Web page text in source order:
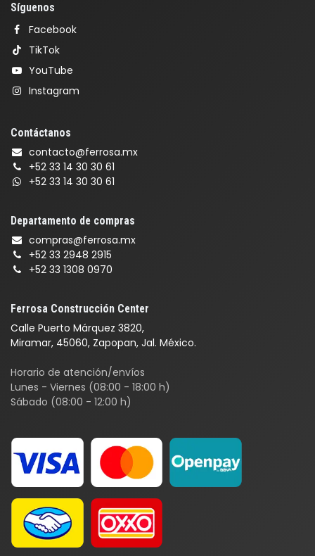
Ferrosa Construcción Center
Calle Puerto Márquez 3820,
Miramar, 45060, Zapopan, Jal. México.
Horario de atención/envíos
Lunes - Viernes (08:00 - 18:00 h)
Sábado (08:00 - 12:00 h)
Síguenos
Facebook
TikTok
YouTube
Instagram
Contáctanos
contacto@ferrosa.mx
+52 33 14 30 30 61
+52 33 14 30 30 61
Departamento de compras
compras@ferrosa.mx
+52 33 2948 2915
+52 33 1308 0970